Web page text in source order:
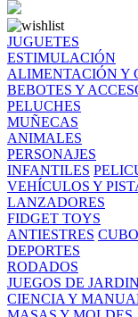
JUGUETES
ESTIMULACIÓN
ALIMENTACIÓN Y
BEBOTES Y
PELUCHES
MUÑECAS
ANIMALES
PERSONAJES
INFANTILES
VEHÍCULOS Y
LANZADORES
FIDGET TOYS
ANTIESTRES
DEPORTES
RODADOS
JUEGOS DE
CIENCIA Y